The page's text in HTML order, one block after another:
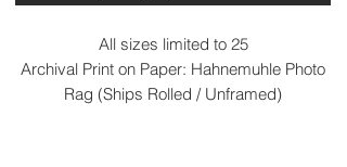
All sizes limited to 25
Archival Print on Paper: Hahnemuhle Photo
Rag (Ships Rolled / Unframed)